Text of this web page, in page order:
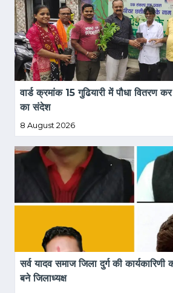
वार्ड क्रमांक 15 गुढियारी में पौधा वितरण
का संदेश
8 August 2026
सर्व यादव समाज जिला दुर्ग की
बने जिलाध्यक्ष